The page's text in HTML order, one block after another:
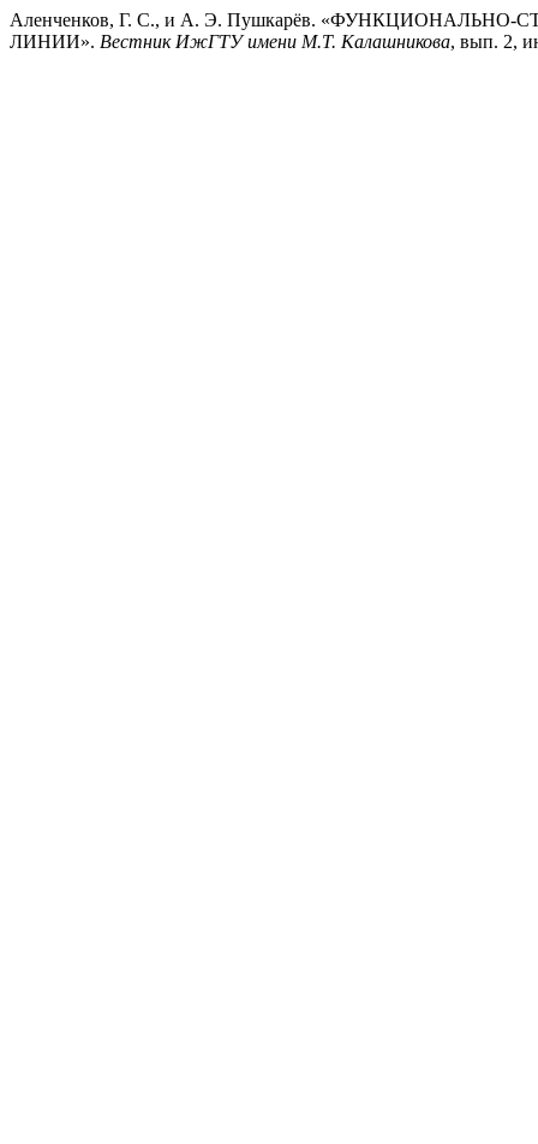
Аленченков, Г. С., и А. Э. Пушкарёв.
ЛИНИИ». Вестник ИжГТУ имени М.Т. Калашникова, вып. 2,